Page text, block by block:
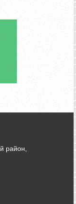
район,